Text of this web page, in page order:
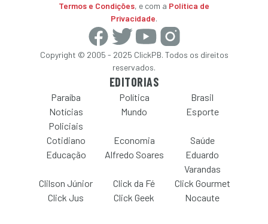
Termos e Condições, e com a Política de
Privacidade.
Copyright © 2005 - 2025 ClickPB. Todos os direitos
reservados.
EDITORIAS
Paraíba Política
Brasil
Notícias
Policiais
Mundo Esporte
Cotidiano Economia
Saúde
Educação
Alfredo Soares
Eduardo
Varandas
Clilson Júnior
Click da Fé
Click Gourmet
Click Jus
Click Geek Nocaute